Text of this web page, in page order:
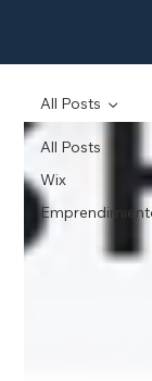
All Posts
Wix
All Posts